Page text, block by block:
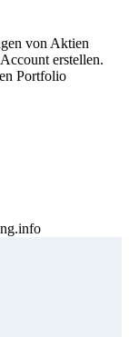
von Aktien
erstellen.
Portfolio